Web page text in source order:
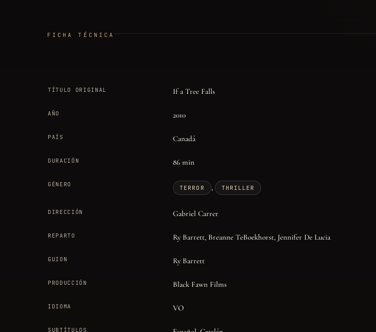
FICHA TÉCNICA
TÍTULO ORIGINAL If a Tree Falls
AÑO 2010
PAÍS Canadá
DURACIÓN 86 min
GÉNERO TERROR , THRILLER
DIRECCIÓN Gabriel Carrer
REPARTO Ry Barrett, Breanne TeBoekhorst, Jennifer De Lucia
GUION Ry Barrett
PRODUCCIÓN Black Fawn Films
IDIOMA VO
SUBTÍTULOS